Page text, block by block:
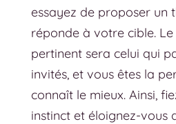
essayez de proposer un
réponde à votre cible.
pertinent sera celui qui
invités, et vous êtes la
connaît le mieux. Ainsi,
instinct et éloignez-vous